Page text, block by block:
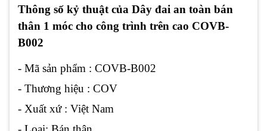
Thông số kỷ thuật của Dây đai an toàn bán
thân 1 móc cho công trình trên cao COVB-
B002
- Mã sản phẩm : COVB-B002
- Thương hiệu : COV
- Xuất xứ : Việt Nam